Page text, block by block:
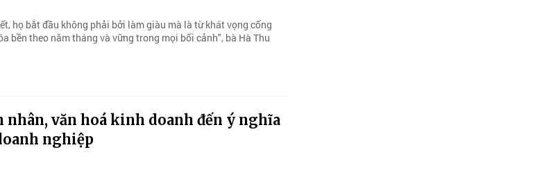
họ bắt đầu không phải bởi làm giàu mà là từ khát vọng cống
bền theo năm tháng và vững trong mọi bối cảnh", bà Hà Thu
nhân, văn hoá kinh doanh đến ý nghĩa
nghiệp